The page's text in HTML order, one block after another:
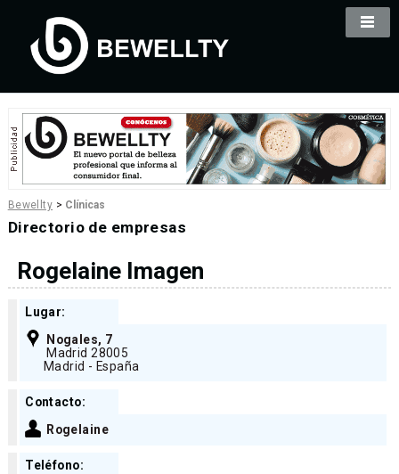
Bewellty > Clínicas
Directorio de empresas
Rogelaine Imagen
Lugar:
Nogales, 7
Madrid 28005
Madrid - España
Contacto:
Rogelaine
Teléfono: